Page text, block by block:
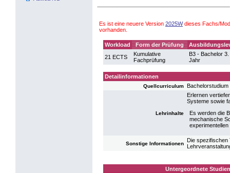
Es ist eine neuere Version 2025Wdieses Fachs/
vorhanden.
Workload Form der Prüfung
21 ECTS
Kumulative
Fachprüfung
B3 - Bachelor 3.
Jahr
Detailinformationen
Quellcurriculum
Lehrinhalte
Erlernen
Systeme sowie
Es werden die
mechanische
Sonstige Informationen
Die spezifischen
Untergeordnete